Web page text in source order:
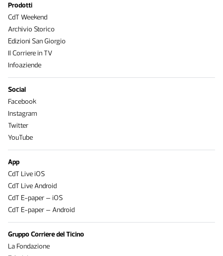
Prodotti
CdT Weekend
Archivio Storico
Edizioni San Giorgio
Il Corriere in TV
Infoaziende
Social
Facebook
Instagram
Twitter
YouTube
App
CdT Live iOS
CdT Live Android
CdT E-paper – iOS
CdT E-paper – Android
Gruppo Corriere del Ticino
La Fondazione